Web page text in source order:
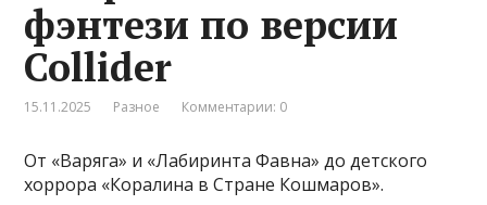
фэнтези по версии
Collider
15.11.2025 Разное Комментарии: 0
От «Варяга» и «Лабиринта Фавна» до детского
хоррора «Коралина в Стране Кошмаров».